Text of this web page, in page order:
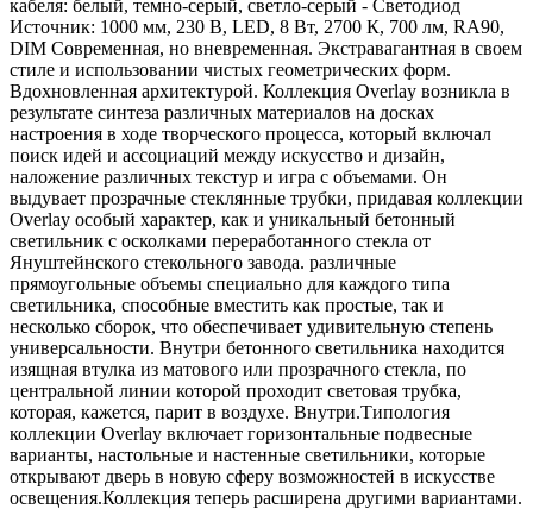
кабеля: белый, темно-серый, светло-серый - Светодиод
Источник: 1000 мм, 230 В, LED, 8 Вт, 2700 К, 700 лм, RA90,
DIM Современная, но вневременная. Экстравагантная в своем
стиле и использовании чистых геометрических форм.
Вдохновленная архитектурой. Коллекция Overlay возникла в
результате синтеза различных материалов на досках
настроения в ходе творческого процесса, который включал
поиск идей и ассоциаций между искусство и дизайн,
наложение различных текстур и игра с объемами. Он
выдувает прозрачные стеклянные трубки, придавая коллекции
Overlay особый характер, как и уникальный бетонный
светильник с осколками переработанного стекла от
Януштейнского стекольного завода. различные
прямоугольные объемы специально для каждого типа
светильника, способные вместить как простые, так и
несколько сборок, что обеспечивает удивительную степень
универсальности. Внутри бетонного светильника находится
изящная втулка из матового или прозрачного стекла, по
центральной линии которой проходит световая трубка,
которая, кажется, парит в воздухе. Внутри.Типология
коллекции Overlay включает горизонтальные подвесные
варианты, настольные и настенные светильники, которые
открывают дверь в новую сферу возможностей в искусстве
освещения.Коллекция теперь расширена другими вариантами.